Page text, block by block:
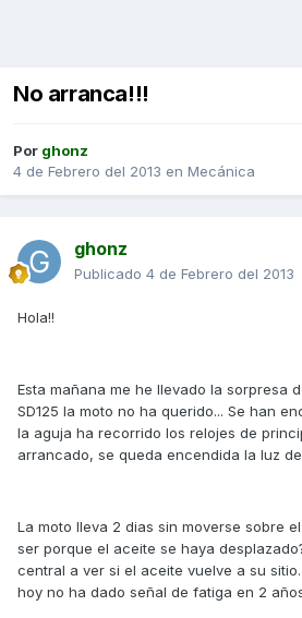
No arranca!!!
Por ghonz
4 de Febrero del 2013 en Mecánica
ghonz
Publicado 4 de Febrero del 2013
Hola!!
Esta mañana me he llevado la sorpresa
SD125 la moto no ha querido... Se han
la aguja ha recorrido los relojes de
arrancado, se queda encendida la luz
La moto lleva 2 dias sin moverse sobre
ser porque el aceite se haya
central a ver si el aceite vuelve a su
hoy no ha dado señal de fatiga en 2